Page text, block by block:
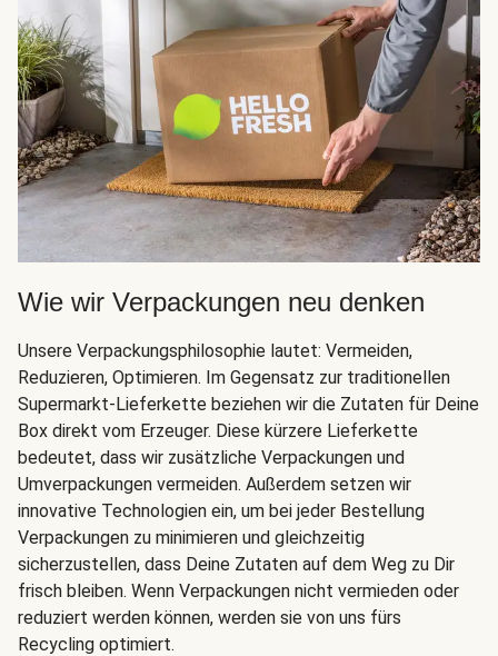
Wie wir Verpackungen neu denken
Unsere Verpackungsphilosophie lautet: Vermeiden,
Reduzieren, Optimieren. Im Gegensatz zur traditionellen
Supermarkt-Lieferkette beziehen wir die Zutaten für Deine
Box direkt vom Erzeuger. Diese kürzere Lieferkette
bedeutet, dass wir zusätzliche Verpackungen und
Umverpackungen vermeiden. Außerdem setzen wir
innovative Technologien ein, um bei jeder Bestellung
Verpackungen zu minimieren und gleichzeitig
sicherzustellen, dass Deine Zutaten auf dem Weg zu Dir
frisch bleiben. Wenn Verpackungen nicht vermieden oder
reduziert werden können, werden sie von uns fürs
Recycling optimiert.